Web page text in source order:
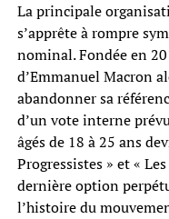
La principale
s’apprête à rompre
nominal. Fondée en
d’Emmanuel Macron
abandonner sa
d’un vote interne
âgés de 18 à 25 ans
Progressistes » et «
dernière option
l’histoire du